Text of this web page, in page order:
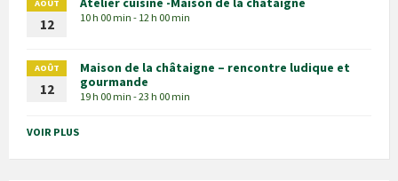
AOÛT
12 10 h 00 min - 12 h 00 min
AOÛT
12
Maison de la châtaigne – rencontre ludique et
gourmande
19 h 00 min - 23 h 00 min
VOIR PLUS